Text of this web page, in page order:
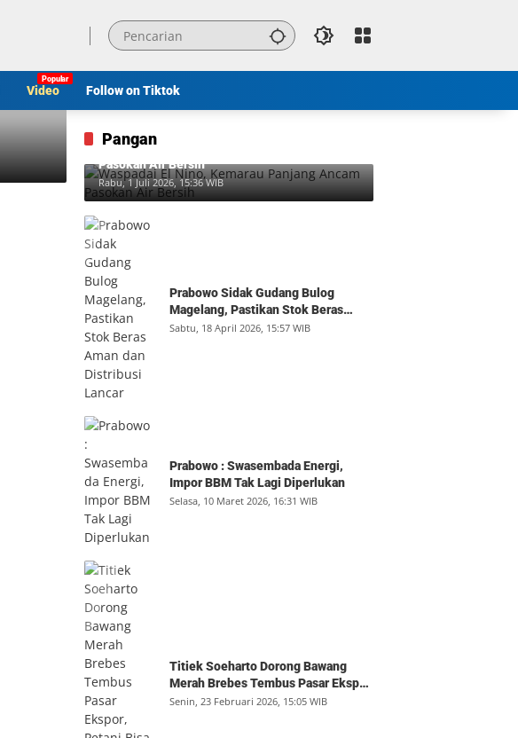
Video Follow on Tiktok
Pangan
Waspadai El Nino, Kemarau Panjang Ancam
Pasokan Air Bersih
Rabu, 1 Juli 2026, 15:36 WIB
Prabowo Sidak Gudang Bulog
Magelang, Pastikan Stok Beras
Aman dan Distribusi Lancar
Sabtu, 18 April 2026, 15:57 WIB
Prabowo : Swasembada Energi,
Impor BBM Tak Lagi Diperlukan
Selasa, 10 Maret 2026, 16:31 WIB
Titiek Soeharto Dorong Bawang
Merah Brebes Tembus Pasar Ekspor,
Petani Bisa Untung Rp350 Juta per
Senin, 23 Februari 2026, 15:05 WIB